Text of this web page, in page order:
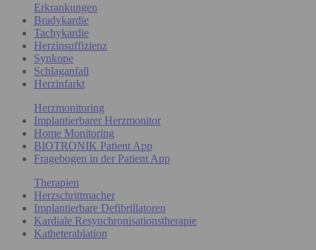
Erkrankungen
Bradykardie
Tachykardie
Herzinsuffizienz
Synkope
Schlaganfall
Herzinfarkt
Herzmonitoring
Implantierbarer Herzmonitor
Home Monitoring
BIOTRONIK Patient App
Fragebogen in der Patient App
Therapien
Herzschrittmacher
Implantierbare Defibrillatoren
Kardiale Resynchronisationstherapie
Katheterablation